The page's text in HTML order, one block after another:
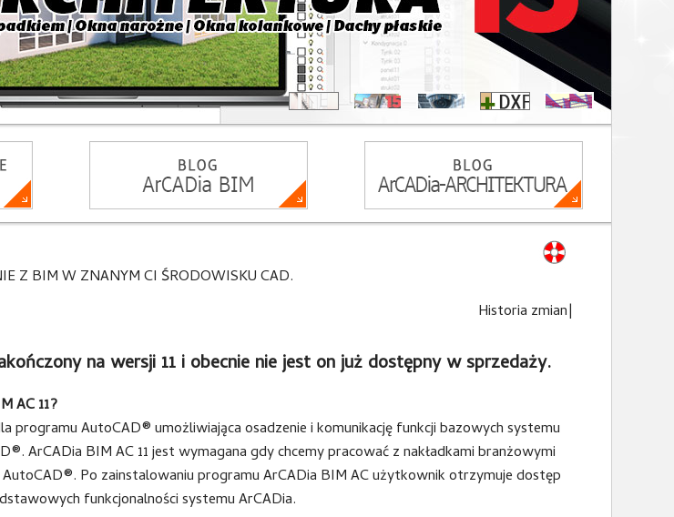
Z BIM W ZNANYM CI ŚRODOWISKU CAD.
Historia zmian|
na wersji 11 i obecnie nie jest on już dostępny w sprzedaży.
AC 11?
programu AutoCAD® umożliwiająca osadzenie i komunikację funkcji bazowych systemu
ArCADia BIM AC 11 jest wymagana gdy chcemy pracować z nakładkami branżowymi
Po zainstalowaniu programu ArCADia BIM AC użytkownik otrzymuje dostęp
funkcjonalności systemu ArCADia.